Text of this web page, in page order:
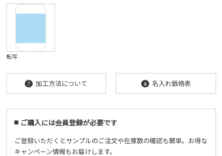
転写
? 加工方法について ¥ 名入れ価格表
ご購入には会員登録が必要です
ご登録いただくとサンプルのご注文や在庫数の確認も簡単。お得な
キャンペーン情報もお届けします。